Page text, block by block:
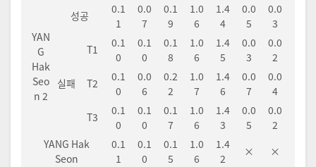
YAN
G
Hak
Seo
n 2
성공
0.1
1
0.0
7
0.1
9
1.0
6
1.4
4
0.0
5
0.0
3
실패
T1
0.1
0
0.1
0
0.1
8
1.0
6
1.4
5
0.0
3
0.0
2
T2
0.1
0
0.0
6
0.2
2
1.0
7
1.4
6
0.0
7
0.0
4
T3
0.1
0
0.1
0
0.1
7
1.0
6
1.4
3
0.0
5
0.0
2
YANG Hak
Seon
0.1
1
0.1
0
0.1
5
1.0
6
1.4
2
× ×